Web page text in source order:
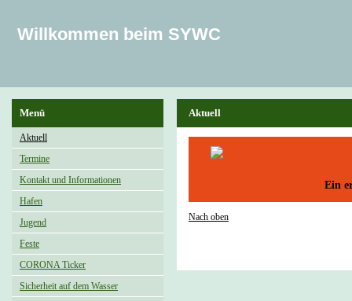
Willkommen beim SYWC
Menü
Aktuell
Termine
Kontakt und Informationen
Hafen
Jugend
Feste
CORONA Ticker
Sicherheit auf dem Wasser
Aktuell
Ein
Nach oben